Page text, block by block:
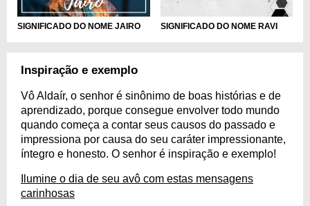
SIGNIFICADO DO NOME JAIRO SIGNIFICADO DO NOME RAVI
Inspiração e exemplo
Vô Aldaír, o senhor é sinônimo de boas histórias e de
aprendizado, porque consegue envolver todo mundo
quando começa a contar seus causos do passado e
impressiona por causa do seu caráter impressionante,
íntegro e honesto. O senhor é inspiração e exemplo!
Ilumine o dia de seu avô com estas mensagens
carinhosas